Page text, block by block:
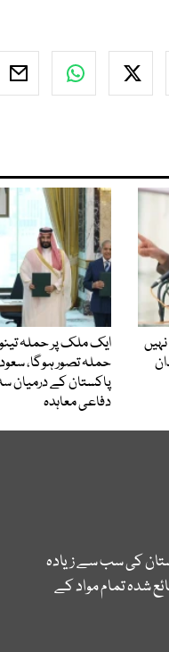
ایک ملک پر حملہ
حملہ تصور ہوگا،
پاکستان کے درمیان
دفاعی معاہدہ
کی سب سے زیادہ
شدہ تمام مواد کے